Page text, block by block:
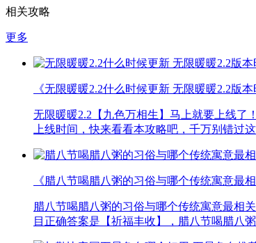
相关攻略
更多
《无限暖暖2.2什么时候更新 无限暖暖2.2版本
无限暖暖2.2【九色万相生】马上就要上线了
上线时间，快来看看本攻略吧，千万别错过
《腊八节喝腊八粥的习俗与哪个传统寓意最
腊八节喝腊八粥的习俗与哪个传统寓意最相
目正确答案是【祈福丰收】，腊八节喝腊八